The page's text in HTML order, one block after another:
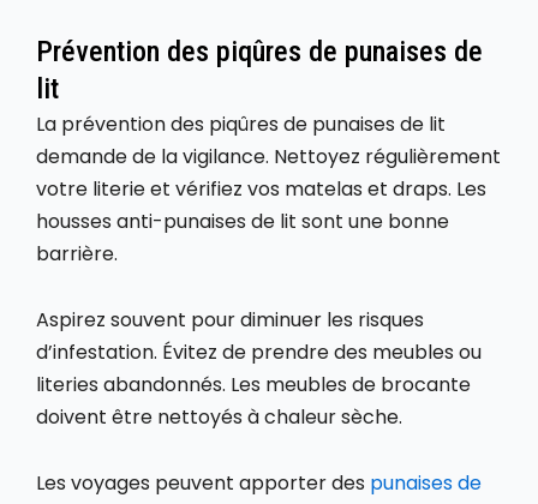
Prévention des piqûres de punaises de
lit
La prévention des piqûres de punaises de lit
demande de la vigilance. Nettoyez régulièrement
votre literie et vérifiez vos matelas et draps. Les
housses anti-punaises de lit sont une bonne
barrière.
Aspirez souvent pour diminuer les risques
d’infestation. Évitez de prendre des meubles ou
literies abandonnés. Les meubles de brocante
doivent être nettoyés à chaleur sèche.
Les voyages peuvent apporter des punaises de